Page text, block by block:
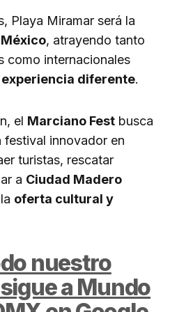
Playa Miramar será la
, atrayendo tanto
como internacionales
diferente.
el Marciano Fest busca
innovador en
turistas, rescatar
a Ciudad Madero
oferta cultural y
nuestro
a Mundo